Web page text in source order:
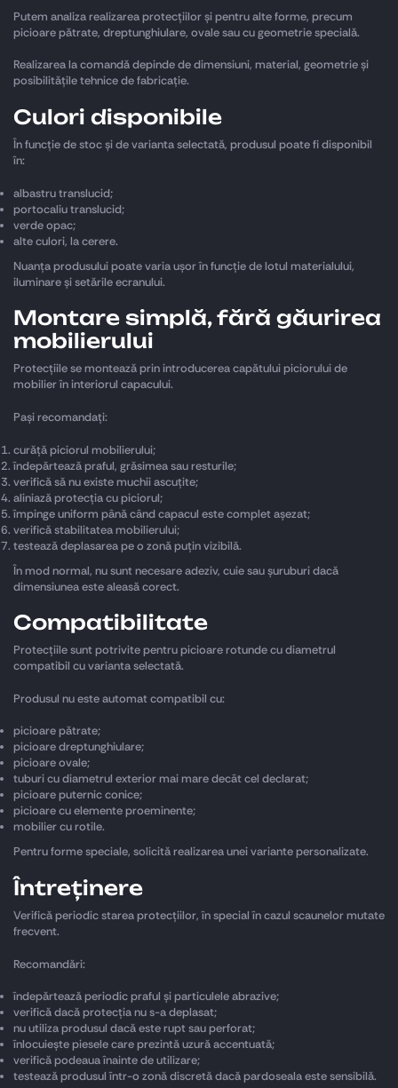
Putem analiza realizarea protecțiilor și pentru alte forme, precum
picioare pătrate, dreptunghiulare, ovale sau cu geometrie specială.
Realizarea la comandă depinde de dimensiuni, material, geometrie și
posibilitățile tehnice de fabricație.
Culori disponibile
În funcție de stoc și de varianta selectată, produsul poate fi disponibil
în:
albastru translucid;
portocaliu translucid;
verde opac;
alte culori, la cerere.
Nuanța produsului poate varia ușor în funcție de lotul materialului,
iluminare și setările ecranului.
Montare simplă, fără găurirea
mobilierului
Protecțiile se montează prin introducerea capătului piciorului de
mobilier în interiorul capacului.
Pași recomandați:
curăță piciorul mobilierului;
îndepărtează praful, grăsimea sau resturile;
verifică să nu existe muchii ascuțite;
aliniază protecția cu piciorul;
împinge uniform până când capacul este complet așezat;
verifică stabilitatea mobilierului;
testează deplasarea pe o zonă puțin vizibilă.
În mod normal, nu sunt necesare adeziv, cuie sau șuruburi dacă
dimensiunea este aleasă corect.
Compatibilitate
Protecțiile sunt potrivite pentru picioare rotunde cu diametrul
compatibil cu varianta selectată.
Produsul nu este automat compatibil cu:
picioare pătrate;
picioare dreptunghiulare;
picioare ovale;
tuburi cu diametrul exterior mai mare decât cel declarat;
picioare puternic conice;
picioare cu elemente proeminente;
mobilier cu rotile.
Pentru forme speciale, solicită realizarea unei variante personalizate.
Întreținere
Verifică periodic starea protecțiilor, în special în cazul scaunelor mutate
frecvent.
Recomandări:
îndepărtează periodic praful și particulele abrazive;
verifică dacă protecția nu s-a deplasat;
nu utiliza produsul dacă este rupt sau perforat;
înlocuiește piesele care prezintă uzură accentuată;
verifică podeaua înainte de utilizare;
testează produsul într-o zonă discretă dacă pardoseala este sensibilă.